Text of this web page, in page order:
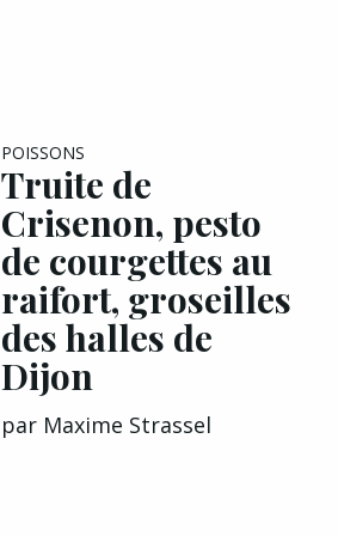
POISSONS
Truite de
Crisenon, pesto
de courgettes au
raifort, groseilles
des halles de
Dijon
par Maxime Strassel